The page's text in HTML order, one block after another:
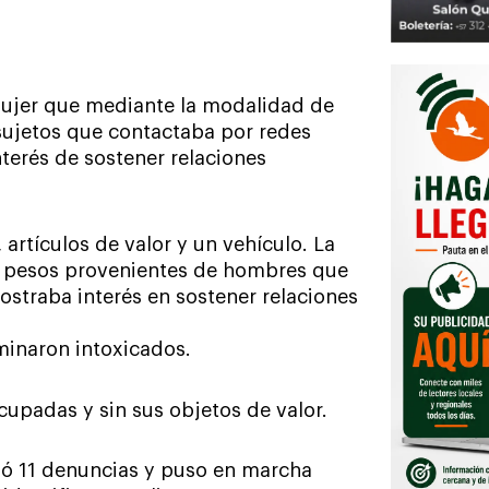
que mediante la modalidad de
que contactaba por redes
de sostener relaciones
de valor y un vehículo. La
provenientes de hombres que
interés en sostener relaciones
intoxicados.
y sin sus objetos de valor.
11 denuncias y puso en marcha